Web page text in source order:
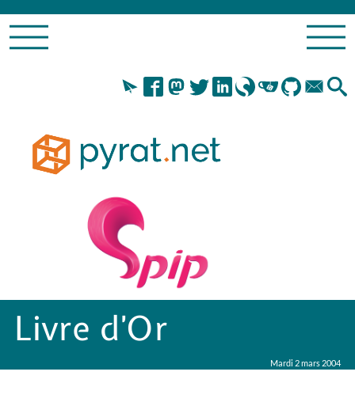
Livre d’Or
Mardi 2 mars 2004